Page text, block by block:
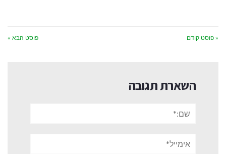
« פוסט קודם פוסט הבא »
השארת תגובה